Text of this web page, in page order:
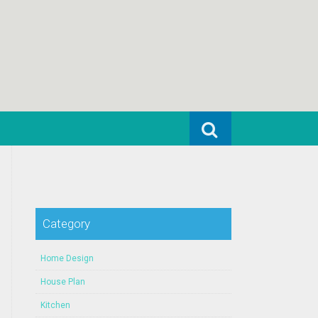
Search for:
Category
Home Design
House Plan
Kitchen